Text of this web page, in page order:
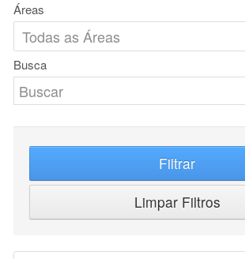
Áreas
Busca
Filtrar
Limpar Filtros